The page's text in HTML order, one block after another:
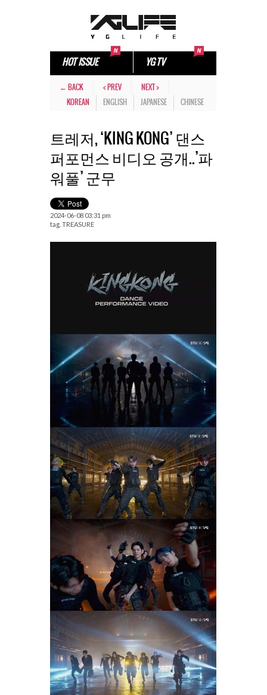
HOT ISSUE YG TV
← BACK < PREV
NEXT >
KOREAN
ENGLISH JAPANESE CHINESE
트레저, ‘KING KONG’ 댄스
퍼포먼스 비디오 공개..’파
워풀’ 군무
2024-06-08 03:31 pm
tag. TREASURE